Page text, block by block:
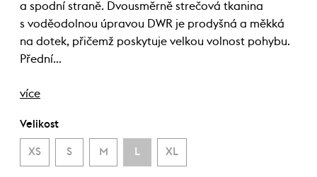
a spodní straně. Dvousměrně strečová tkanina
s voděodolnou úpravou DWR je prodyšná a měkká
na dotek, přičemž poskytuje velkou volnost pohybu.
Přední…
více
Velikost
XS S M L XL